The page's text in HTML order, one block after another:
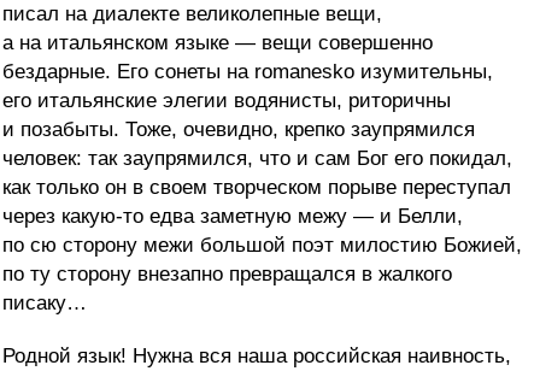
писал на диалекте великолепные вещи,
а на итальянском языке — вещи совершенно
бездарные. Его сонеты на romanesko изумительны,
его итальянские элегии водянисты, риторичны
и позабыты. Тоже, очевидно, крепко заупрямился
человек: так заупрямился, что и сам Бог его покидал,
как только он в своем творческом порыве переступал
через какую-то едва заметную межу — и Белли,
по сю сторону межи большой поэт милостию Божией,
по ту сторону внезапно превращался в жалкого
писаку…
Родной язык! Нужна вся наша российская наивность,